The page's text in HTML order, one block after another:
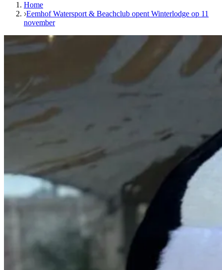
Home
Eemhof Watersport & Beachclub opent Winterlodge op 11
november